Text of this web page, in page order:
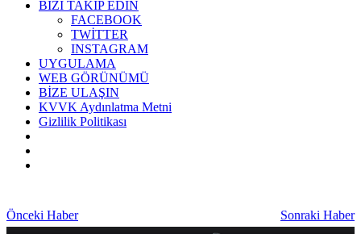
BİZİ TAKİP EDİN
FACEBOOK
TWİTTER
INSTAGRAM
UYGULAMA
WEB GÖRÜNÜMÜ
BİZE ULAŞIN
KVVK Aydınlatma Metni
Gizlilik Politikası
Önceki Haber Sonraki Haber